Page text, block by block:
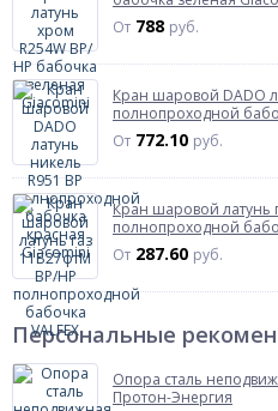
Инженерная система
Тип
Тип
Характеризует тип затворного
Тип присоединения
Тип присоединения
Характеризует тип присоединения к
трубопроводу или энергоустановке
От 788 руб.
Кран шаровой DADO
полнопроходной
От 772.10 руб.
Кран шаровой латунь
полнопроходной
От 287.60 руб.
Персональные
Опора сталь
Протон-Энергия